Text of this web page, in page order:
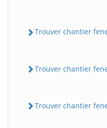
Trouver chantier
Trouver chantier
Trouver chantier